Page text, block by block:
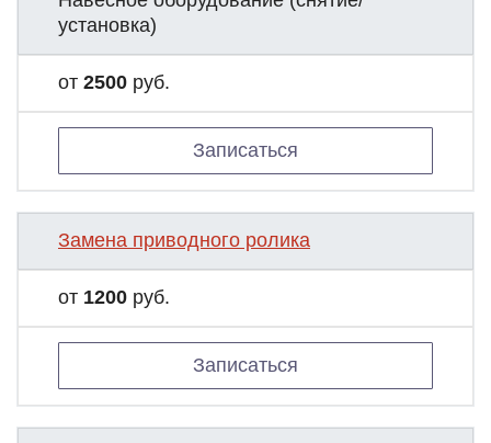
установка)
от 2500 руб.
Записаться
Замена приводного ролика
от 1200 руб.
Записаться